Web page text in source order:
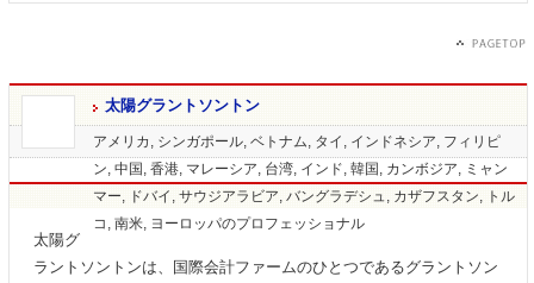
太陽グラントソントン
アメリカ, シンガポール, ベトナム, タイ, インドネシア, フィリピ
ン, 中国, 香港, マレーシア, 台湾, インド, 韓国, カンボジア, ミャン
マー, ドバイ, サウジアラビア, バングラデシュ, カザフスタン, トル
コ, 南米, ヨーロッパのプロフェッショナル
太陽グ
ラントソントンは、国際会計ファームのひとつであるグラントソン